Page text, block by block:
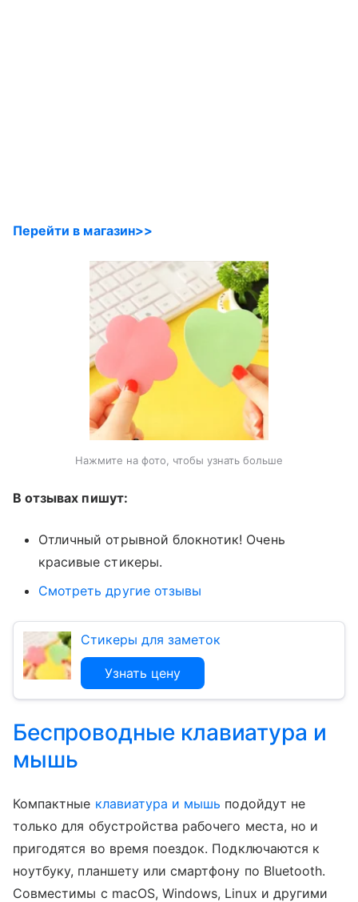
Перейти в магазин>>
Нажмите на фото, чтобы узнать больше
В отзывах пишут:
Отличный отрывной блокнотик! Очень
красивые стикеры.
Смотреть другие отзывы
Стикеры для заметок
Узнать цену
Беспроводные клавиатура и
мышь
Компактные клавиатура и мышь подойдут не
только для обустройства рабочего места, но и
пригодятся во время поездок. Подключаются к
ноутбуку, планшету или смартфону по Bluetooth.
Совместимы с macOS, Windows, Linux и другими